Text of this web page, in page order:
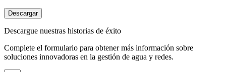
Descargar
Descargue nuestras historias de éxito
Complete el formulario para obtener más información sobre
soluciones innovadoras en la gestión de agua y redes.